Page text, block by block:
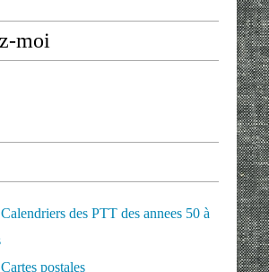
moi
des PTT des annees 50 à
postales